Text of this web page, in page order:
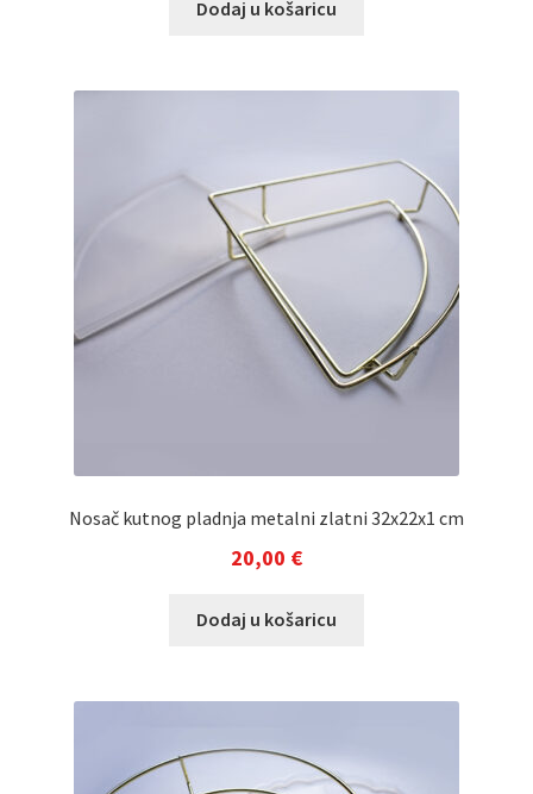
Dodaj u košaricu
Nosač kutnog pladnja metalni zlatni 32x22x1 cm
20,00 €
Dodaj u košaricu